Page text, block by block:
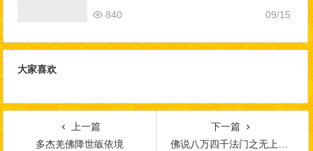
09/15
840
大家喜欢
上一篇
多杰羌佛降世皈依境
下一篇
佛说八万四千法门之无上顶首大法